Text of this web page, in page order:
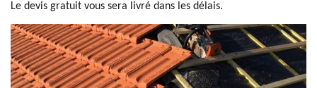
Le devis gratuit vous sera livré dans les délais.